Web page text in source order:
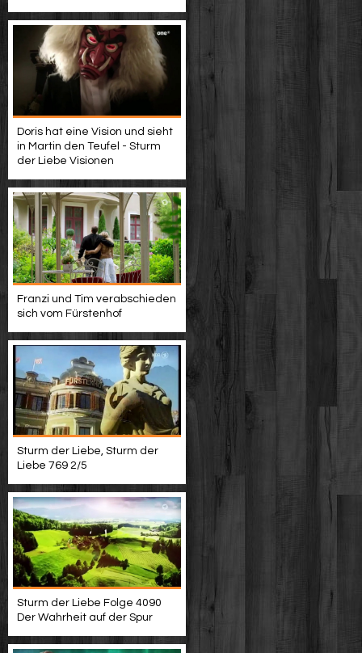
Doris hat eine Vision und sieht
in Martin den Teufel - Sturm
der Liebe Visionen
Franzi und Tim verabschieden
sich vom Fürstenhof
Sturm der Liebe, Sturm der
Liebe 769 2/5
Sturm der Liebe Folge 4090
Der Wahrheit auf der Spur